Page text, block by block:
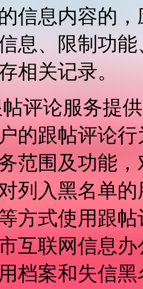
信息内容的
息、限制功
相关记录。
评论服务提
的跟帖评论
范围及功能
列入黑名单
方式使用跟
互联网信息
档案和失信